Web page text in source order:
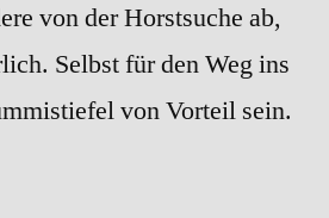
von der Horstsuche ab,
Selbst für den Weg ins
von Vorteil sein.